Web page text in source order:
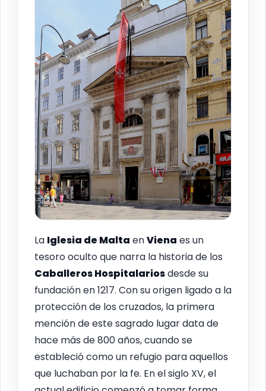
La Iglesia de Malta enViena es un
tesoro oculto que narra la historia de los
Caballeros Hospitalariosdesde su
fundación en 1217. Con su origen ligado a la
protección de los cruzados, la primera
mención de este sagrado lugar data de
hace más de 800 años, cuando se
estableció como un refugio para aquellos
que luchaban por la fe. En el siglo XV, el